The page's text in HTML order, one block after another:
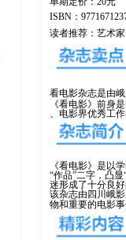
ISBN：
读者推荐：艺术
看电影杂志是由
《看电影》前身
、电影界优秀工
《看电影》是以
“作品”二字，凸
迷形成了十分良好
该杂志由四川峨
物和重要的电影